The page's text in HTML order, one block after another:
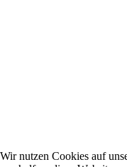
Wir nutzen Cookies auf